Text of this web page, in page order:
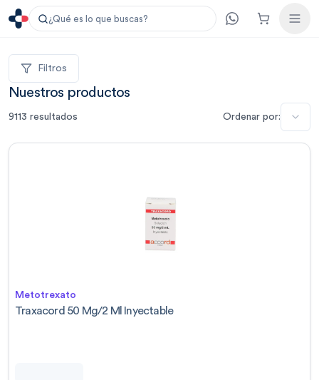
¿Qué es lo que buscas?
Filtros
Nuestros productos
9113 resultados Ordenar por:
Metotrexato
Traxacord 50 Mg/2 Ml Inyectable